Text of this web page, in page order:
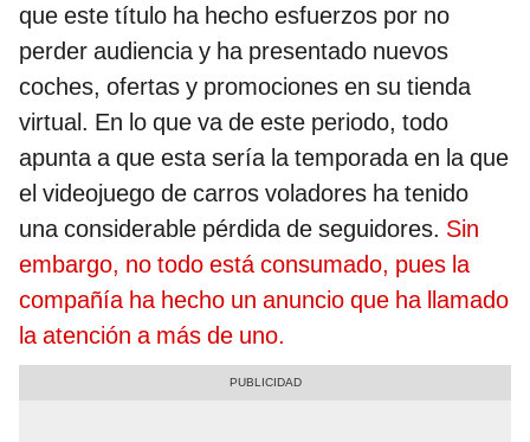
que este título ha hecho esfuerzos por no
perder audiencia y ha presentado nuevos
coches, ofertas y promociones en su tienda
virtual. En lo que va de este periodo, todo
apunta a que esta sería la temporada en la que
el videojuego de carros voladores ha tenido
una considerable pérdida de seguidores. Sin
embargo, no todo está consumado, pues la
compañía ha hecho un anuncio que ha llamado
la atención a más de uno.